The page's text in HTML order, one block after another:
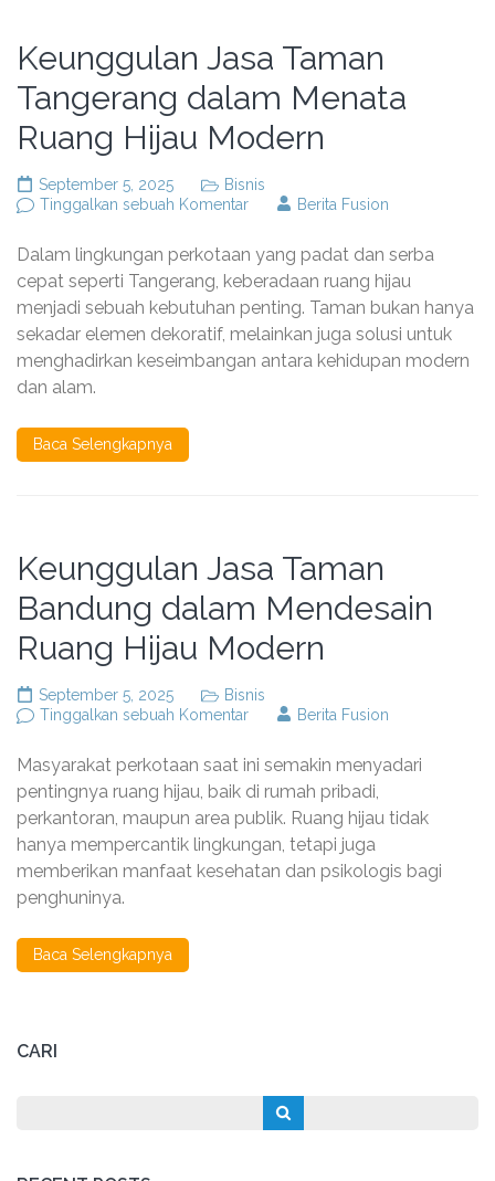
Keunggulan Jasa Taman
Tangerang dalam Menata
Ruang Hijau Modern
September 5, 2025
Bisnis
Tinggalkan sebuah Komentarpada
Taman
Tangerang
dalam
Menata
Ruang
Hijau
Modern
Berita Fusion
Dalam lingkungan perkotaan yang padat dan serba
cepat seperti Tangerang, keberadaan ruang hijau
menjadi sebuah kebutuhan penting. Taman bukan hanya
sekadar elemen dekoratif, melainkan juga solusi untuk
menghadirkan keseimbangan antara kehidupan modern
dan alam.
Baca Selengkapnya
Keunggulan Jasa Taman
Bandung dalam Mendesain
Ruang Hijau Modern
September 5, 2025
Bisnis
Tinggalkan sebuah Komentarpada
Taman
Bandung
dalam
Mendesain
Ruang
Hijau
Modern
Berita Fusion
Masyarakat perkotaan saat ini semakin menyadari
pentingnya ruang hijau, baik di rumah pribadi,
perkantoran, maupun area publik. Ruang hijau tidak
hanya mempercantik lingkungan, tetapi juga
memberikan manfaat kesehatan dan psikologis bagi
penghuninya.
Baca Selengkapnya
CARI